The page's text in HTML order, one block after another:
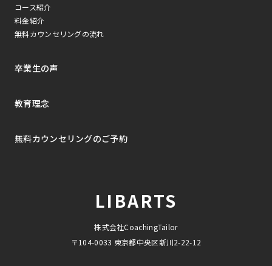
コース紹介
料金紹介
無料カウンセリングの流れ
卒業生の声
教育理念
無料カウンセリングのご予約
LIBARTS
株式会社CoachingTailor
〒104-0033 東京都中央区新川2-22-12